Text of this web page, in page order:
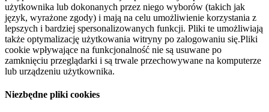
użytkownika lub dokonanych przez niego wyborów (takich jak
język, wyrażone zgody) i mają na celu umożliwienie korzystania z
lepszych i bardziej spersonalizowanych funkcji. Pliki te umożliwiają
także optymalizację użytkowania witryny po zalogowaniu się.Pliki
cookie wpływające na funkcjonalność nie są usuwane po
zamknięciu przeglądarki i są trwale przechowywane na komputerze
lub urządzeniu użytkownika.
Niezbędne pliki cookies